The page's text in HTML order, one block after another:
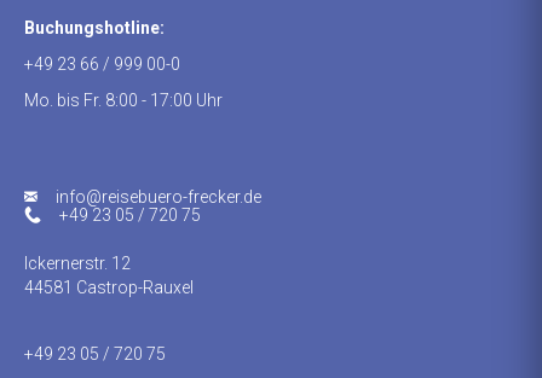
Buchungshotline:
+49 23 66 / 999 00-0
Mo. bis Fr. 8:00 - 17:00 Uhr
info@reisebuero-frecker.de
+49 23 05 / 720 75
Ickernerstr. 12
44581 Castrop-Rauxel
+49 23 05 / 720 75